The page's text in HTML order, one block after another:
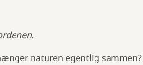
naturen egentlig